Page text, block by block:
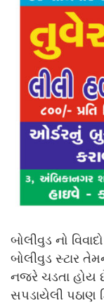
બોલીવુડ નો
બોલીવુડ સ્ટાર
નજરે ચડતા હોય
સપડાયેલી પઠાણ